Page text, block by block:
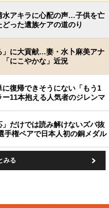
水アキラに心配の声…子供を亡
った遺族ケアの道のり
」に大貢献…妻・水卜麻美アナ
「にこやかな」近況
復帰できそうにない「もう1
11本抱える人気者のジレンマ
だけでは読み解けないズバ抜
手権ペアで日本人初の銅メダル
みる